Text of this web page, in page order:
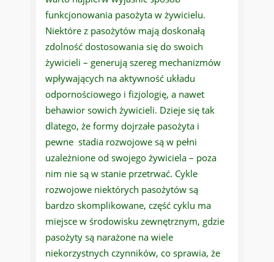
funkcjonowania pasożyta w żywicielu.
Niektóre z pasożytów mają doskonałą
zdolność dostosowania się do swoich
żywicieli – generują szereg mechanizmów
wpływających na aktywność układu
odpornościowego i fizjologię, a nawet
behawior sowich żywicieli. Dzieje się tak
dlatego, że formy dojrzałe pasożyta i
pewne stadia rozwojowe są w pełni
uzależnione od swojego żywiciela – poza
nim nie są w stanie przetrwać. Cykle
rozwojowe niektórych pasożytów są
bardzo skomplikowane, część cyklu ma
miejsce w środowisku zewnętrznym, gdzie
pasożyty są narażone na wiele
niekorzystnych czynników, co sprawia, że